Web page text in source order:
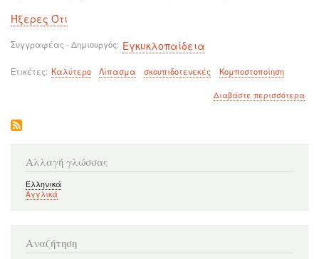
Ήξερες Ότι
Συγγραφέας - Δημιουργός Εγκυκλοπαίδεια
Ετικέτες Καλύτερο Λίπασμα σκουπιδοτενεκές Κομποστοποίηση
Διαβάστε περισσότεραγια
Αλλαγή γλώσσας
Ελληνικά
Αγγλικά
Αναζήτηση